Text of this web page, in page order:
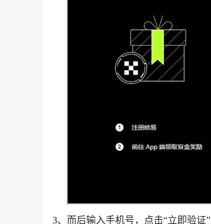
3、而后输入手机号，点击“立即验证”